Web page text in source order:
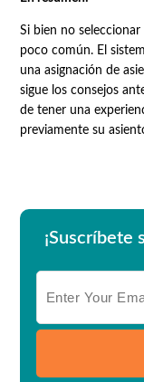
Si bien no
poco común. El
una asignación de
sigue los consejos
de tener una
previamente su
¡Suscríbete